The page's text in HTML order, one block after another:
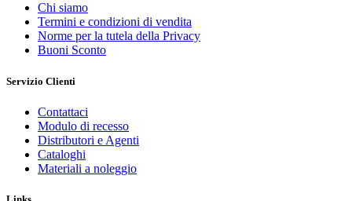
Chi siamo
Termini e condizioni di vendita
Norme per la tutela della Privacy
Buoni Sconto
Servizio Clienti
Contattaci
Modulo di recesso
Distributori e Agenti
Cataloghi
Materiali a noleggio